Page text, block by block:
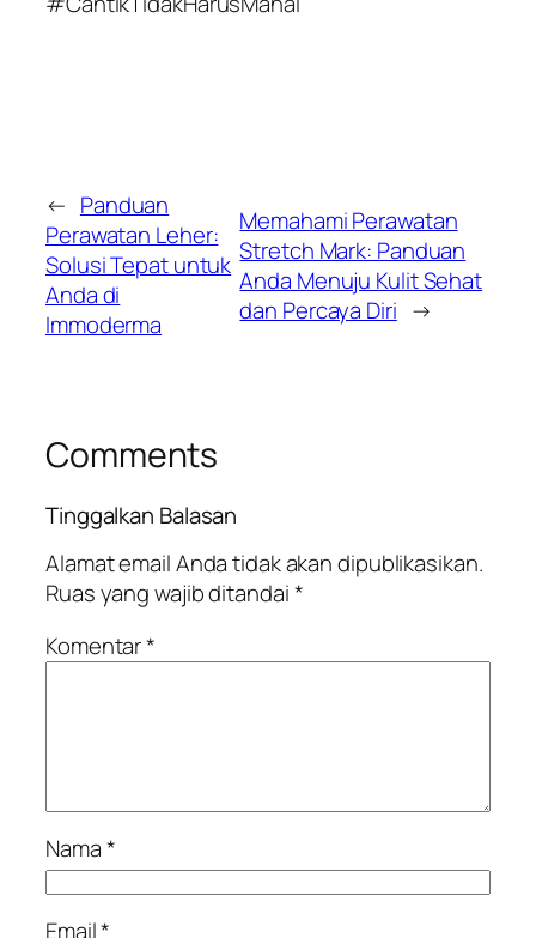
← Panduan
Perawatan Leher:
Solusi Tepat untuk
Anda di
Immoderma
Memahami Perawatan
Stretch Mark: Panduan
Anda Menuju Kulit Sehat
dan Percaya Diri →
Comments
Tinggalkan Balasan
Alamat email Anda tidak akan dipublikasikan.
Ruas yang wajib ditandai*
Komentar*
Nama*
Email*